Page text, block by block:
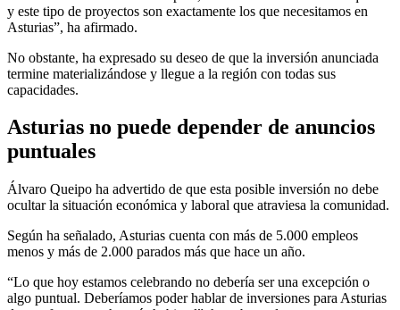
y este tipo de proyectos son exactamente los que necesitamos en
Asturias”, ha afirmado.
No obstante, ha expresado su deseo de que la inversión anunciada
termine materializándose y llegue a la región con todas sus
capacidades.
Asturias no puede depender de anuncios
puntuales
Álvaro Queipo ha advertido de que esta posible inversión no debe
ocultar la situación económica y laboral que atraviesa la comunidad.
Según ha señalado, Asturias cuenta con más de 5.000 empleos
menos y más de 2.000 parados más que hace un año.
“Lo que hoy estamos celebrando no debería ser una excepción o
algo puntual. Deberíamos poder hablar de inversiones para Asturias